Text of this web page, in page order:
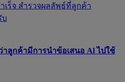
เร็จ สำรวจผลลัพธ์ที่ลูกค้า
บ
าลูกค้ามีการนำข้อเสนอ Al ไปใช้